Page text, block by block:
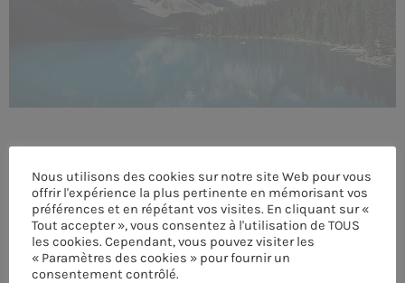
CONTACTS
MUSIQUE
TEAM
PRIVACY POLICY
CUSTOM PLAYER
ÉCRIT PAR:PASCAL
Nous utilisons des cookies sur notre site Web pour vous
offrir l'expérience la plus pertinente en mémorisant vos
préférences et en répétant vos visites. En cliquant sur «
Tout accepter », vous consentez à l'utilisation de TOUS
les cookies. Cependant, vous pouvez visiter les
« Paramètres des cookies » pour fournir un
consentement contrôlé.